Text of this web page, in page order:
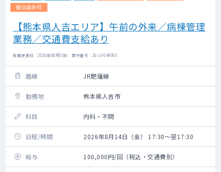
宿日直許可
【熊本県人吉エリア】午前の外来／病棟管理
業務／交通費支給あり
掲載更新日 : 2026年08月03日 案件番号 : 26-SF649093
路線 JR肥薩線
勤務地 熊本県人吉市
科目 内科・不問
日程/時間 2026年8月14日（金） 17:30～翌17:30
給与 100,000円/回（税込・交通費別）